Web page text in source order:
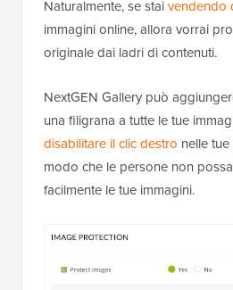
Naturalmente, se staivendendo
immagini online, allora vorrai
originale dai ladri di contenuti.
NextGEN Gallery può
una filigrana a tutte le tue
disabilitare il clic destro nelle
modo che le persone non
facilmente le tue immagini.